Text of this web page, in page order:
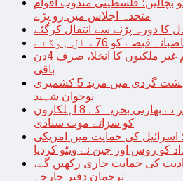
بچالیں؛ فلسطینی مندوب اقوام
متحدہ اجلاس میں رو پڑے
کا دورہ پڑنے سے انتقال کرگئے
کو 76 سال ہوگئے
غیر قانونی طور پر مقیم غیر ملکیوں کا انخلا، صرف 4دن
باقی
بھارتی فوج کی ریاستی دہشت گردی میں مزید 5 کشمیری
نوجوان شہید
جاسوسی کا الزام ثابت، قطر نے بھارتی بحریہ کے 8 اہلکاروں
کو سزائے موت سنادی
کی حمایت میں امریکی
کو روس اور چین نے ویٹو کردیا
کی حمایت جاری رکھیں گے،
ترجمان دفتر خارجہ